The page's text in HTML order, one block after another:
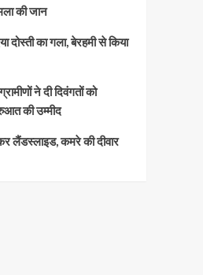
की जान
दोस्ती का गला, बेरहमी से किया
ने दी दिवंगतों को
की उम्मीद
कमरे की दीवार